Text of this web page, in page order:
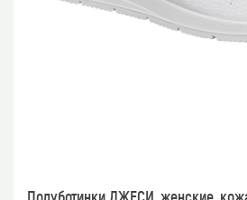
Полуботинки ДЖЕСИ, женские,